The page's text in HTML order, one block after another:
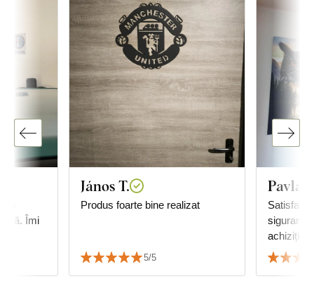
Îmi
János T.
Produs foarte bine realizat
5/5
Pavla
siguranță
achiziție.